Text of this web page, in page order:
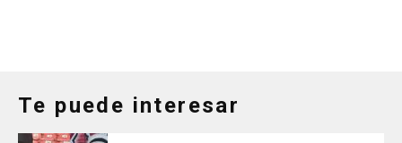
Te puede interesar